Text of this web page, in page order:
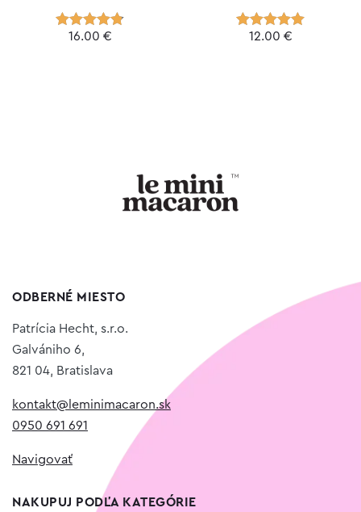
Hodnotenie
16.00 €
Hodnotenie
12.00 €
ODBERNÉ MIESTO
Patrícia Hecht, s.r.o.
Galvániho 6,
821 04, Bratislava
kontakt@leminimacaron.sk
0950 691 691
Navigovať
NAKUPUJ PODĽA KATEGÓRIE